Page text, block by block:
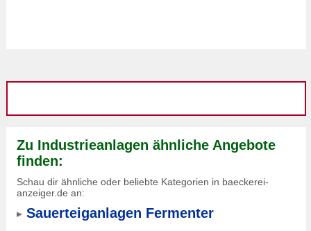
Zu Industrieanlagen ähnliche Angebote
finden:
Schau dir ähnliche oder beliebte Kategorien in baeckerei-
anzeiger.de an:
Sauerteiganlagen Fermenter